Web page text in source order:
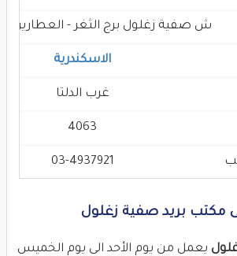
ش صفية زغلول برج الثغر - العطارين -
الاسكندرية
غرب الدلتا
4063
03-4937921
مكتب بريد صفية زغلول
يعمل من يوم الأحد الى يوم الخميس